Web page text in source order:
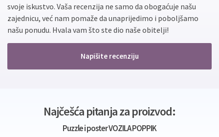
svoje iskustvo. Vaša recenzija ne samo da obogaćuje našu
zajednicu, već nam pomaže da unaprijedimo i poboljšamo
našu ponudu. Hvala vam što ste dio naše obitelji!
Napišite recenziju
Najčešća pitanja za proizvod:
Puzzle i poster VOZILA POPPIK